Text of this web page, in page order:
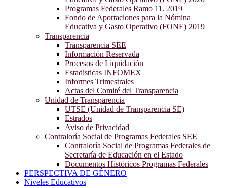
Programas Federales Ramo 11. 2019
Fondo de Aportaciones para la Nómina
Educativa y Gasto Operativo (FONE) 2019
Transparencia
Transparencia SEE
Información Reservada
Procesos de Liquidación
Estadisticas INFOMEX
Informes Trimestrales
Actas del Comité del Transparencia
Unidad de Transparencia
UTSE (Unidad de Transparencia SE)
Estrados
Aviso de Privacidad
Contraloría Social de Programas Federales SEE
Contraloría Social de Programas Federales de
Secretaría de Educación en el Estado
Documentos Históricos Programas Federales
PERSPECTIVA DE GÉNERO
Niveles Educativos